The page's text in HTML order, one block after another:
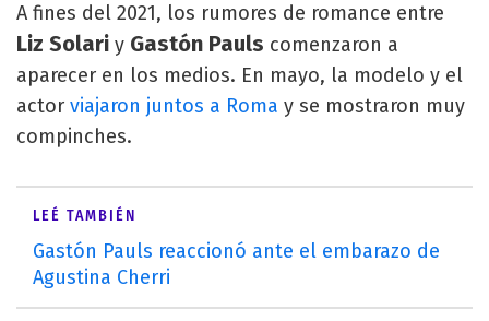
A fines del 2021, los rumores de romance entre
Liz Solari y Gastón Pauls comenzaron a
aparecer en los medios. En mayo, la modelo y el
actor viajaron juntos a Roma y se mostraron muy
compinches.
LEÉ TAMBIÉN
Gastón Pauls reaccionó ante el embarazo de
Agustina Cherri